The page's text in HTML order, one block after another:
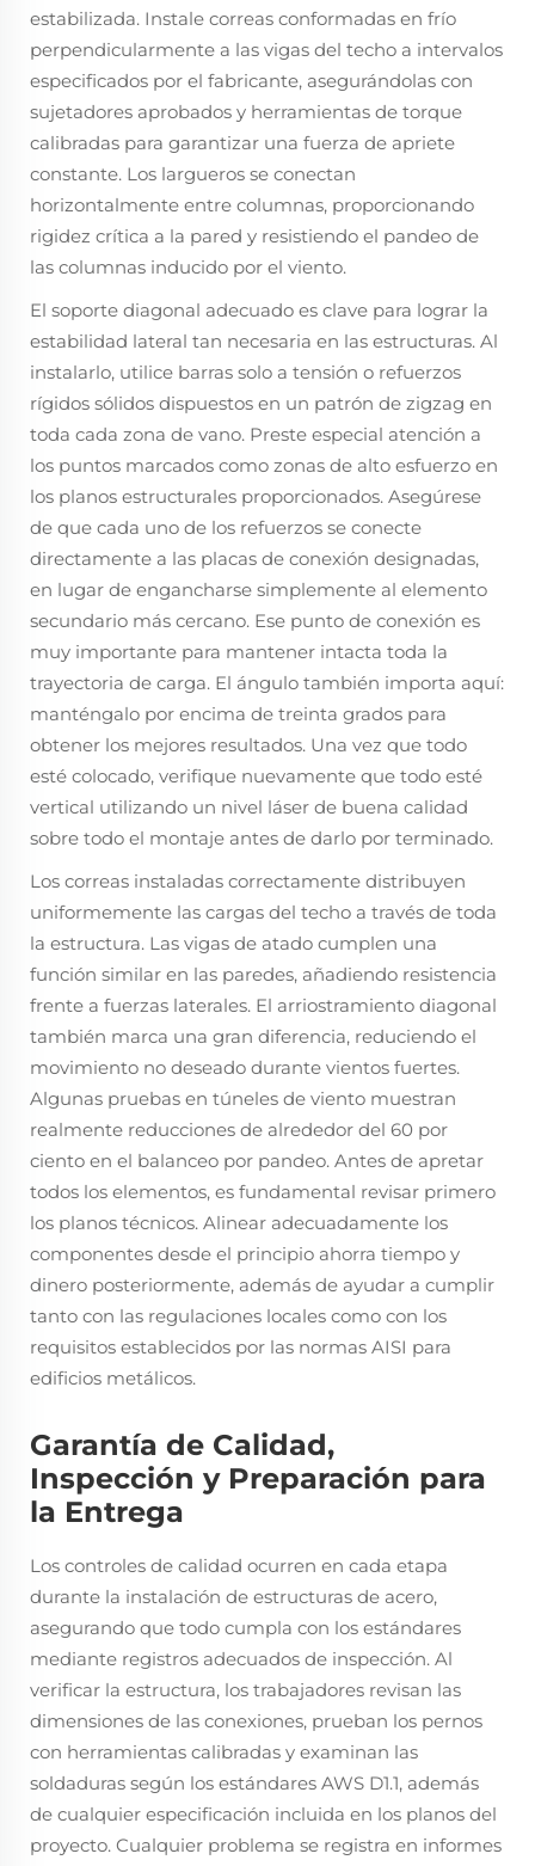
estabilizada. Instale correas conformadas en frío
perpendicularmente a las vigas del techo a intervalos
especificados por el fabricante, asegurándolas con
sujetadores aprobados y herramientas de torque
calibradas para garantizar una fuerza de apriete
constante. Los largueros se conectan
horizontalmente entre columnas, proporcionando
rigidez crítica a la pared y resistiendo el pandeo de
las columnas inducido por el viento.
El soporte diagonal adecuado es clave para lograr la
estabilidad lateral tan necesaria en las estructuras. Al
instalarlo, utilice barras solo a tensión o refuerzos
rígidos sólidos dispuestos en un patrón de zigzag en
toda cada zona de vano. Preste especial atención a
los puntos marcados como zonas de alto esfuerzo en
los planos estructurales proporcionados. Asegúrese
de que cada uno de los refuerzos se conecte
directamente a las placas de conexión designadas,
en lugar de engancharse simplemente al elemento
secundario más cercano. Ese punto de conexión es
muy importante para mantener intacta toda la
trayectoria de carga. El ángulo también importa aquí:
manténgalo por encima de treinta grados para
obtener los mejores resultados. Una vez que todo
esté colocado, verifique nuevamente que todo esté
vertical utilizando un nivel láser de buena calidad
sobre todo el montaje antes de darlo por terminado.
Los correas instaladas correctamente distribuyen
uniformemente las cargas del techo a través de toda
la estructura. Las vigas de atado cumplen una
función similar en las paredes, añadiendo resistencia
frente a fuerzas laterales. El arriostramiento diagonal
también marca una gran diferencia, reduciendo el
movimiento no deseado durante vientos fuertes.
Algunas pruebas en túneles de viento muestran
realmente reducciones de alrededor del 60 por
ciento en el balanceo por pandeo. Antes de apretar
todos los elementos, es fundamental revisar primero
los planos técnicos. Alinear adecuadamente los
componentes desde el principio ahorra tiempo y
dinero posteriormente, además de ayudar a cumplir
tanto con las regulaciones locales como con los
requisitos establecidos por las normas AISI para
edificios metálicos.
Garantía de Calidad,
Inspección y Preparación para
la Entrega
Los controles de calidad ocurren en cada etapa
durante la instalación de estructuras de acero,
asegurando que todo cumpla con los estándares
mediante registros adecuados de inspección. Al
verificar la estructura, los trabajadores revisan las
dimensiones de las conexiones, prueban los pernos
con herramientas calibradas y examinan las
soldaduras según los estándares AWS D1.1, además
de cualquier especificación incluida en los planos del
proyecto. Cualquier problema se registra en informes